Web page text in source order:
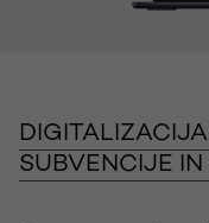
SUBVENCIJE IN